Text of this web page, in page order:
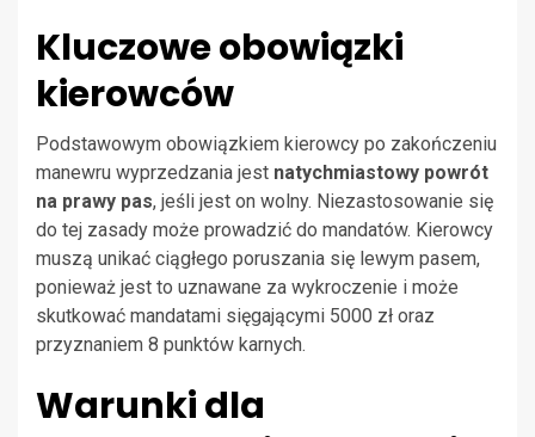
Kluczowe obowiązki
kierowców
Podstawowym obowiązkiem kierowcy po zakończeniu
manewru wyprzedzania jest natychmiastowy powrót
na prawy pas, jeśli jest on wolny. Niezastosowanie się
do tej zasady może prowadzić do mandatów. Kierowcy
muszą unikać ciągłego poruszania się lewym pasem,
ponieważ jest to uznawane za wykroczenie i może
skutkować mandatami sięgającymi 5000 zł oraz
przyznaniem 8 punktów karnych.
Warunki dla